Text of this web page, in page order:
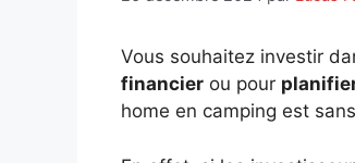
Vous souhaitez investir
financierou pour
home en camping est